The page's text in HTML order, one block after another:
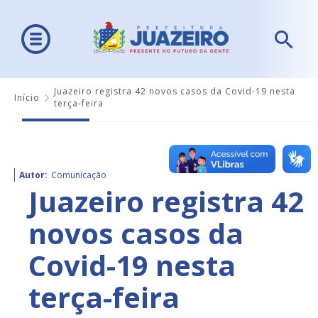
Início
Juazeiro registra 42 novos casos da Covid-19 nesta
terça-feira
Autor: Comunicação
Juazeiro registra 42
novos casos da
Covid-19 nesta
terça-feira